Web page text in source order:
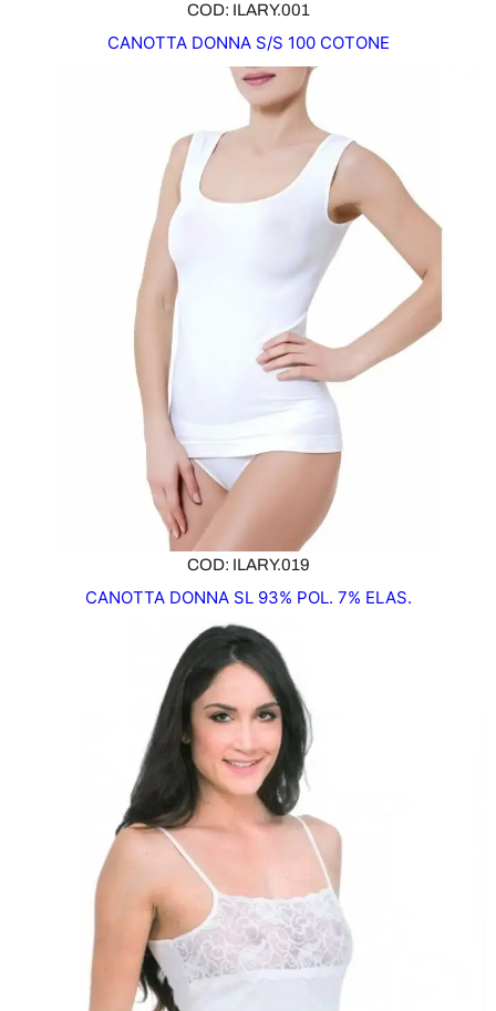
COD: ILARY.001
CANOTTA DONNA S/S 100 COTONE
COD: ILARY.019
CANOTTA DONNA SL 93% POL. 7% ELAS.